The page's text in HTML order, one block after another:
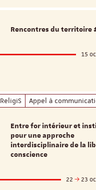
Rencontres du territoire
15
ReligiS Appel à
Entre for intérieur et
pour une approche
interdisciplinaire de la
conscience
22
23